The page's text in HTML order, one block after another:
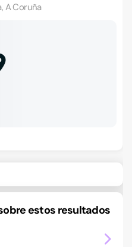
A Coruña
estos resultados